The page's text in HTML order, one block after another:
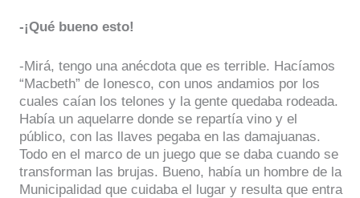
-¡Qué bueno esto!
-Mirá, tengo una anécdota que es terrible. Hacíamos
“Macbeth” de Ionesco, con unos andamios por los
cuales caían los telones y la gente quedaba rodeada.
Había un aquelarre donde se repartía vino y el
público, con las llaves pegaba en las damajuanas.
Todo en el marco de un juego que se daba cuando se
transforman las brujas. Bueno, había un hombre de la
Municipalidad que cuidaba el lugar y resulta que entra